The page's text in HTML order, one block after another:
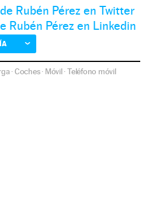
Rubén Pérez en Twitter
Rubén Pérez en Linkedin
·Coches· Móvil·Teléfono móvil